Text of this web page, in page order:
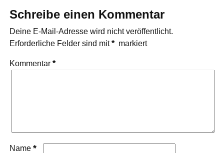
Schreibe einen Kommentar
Deine E-Mail-Adresse wird nicht veröffentlicht.
Erforderliche Felder sind mit* markiert
Kommentar *
Name *